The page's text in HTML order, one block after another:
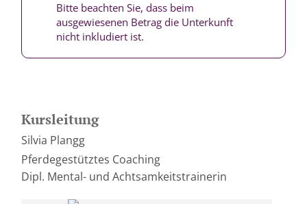
Bitte beachten Sie, dass beim
ausgewiesenen Betrag die Unterkunft
nicht inkludiert ist.
Kursleitung
Silvia Plangg
Pferdegestütztes Coaching
Dipl. Mental- und Achtsamkeitstrainerin